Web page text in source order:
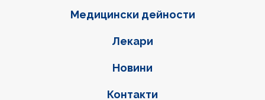
Медицински дейности
Лекари
Новини
Контакти